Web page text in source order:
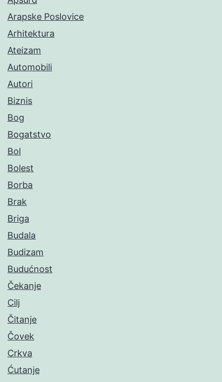
Arapske Poslovice
Arhitektura
Ateizam
Automobili
Autori
Biznis
Bog
Bogatstvo
Bol
Bolest
Borba
Brak
Briga
Budala
Budizam
Budućnost
Čekanje
Cilj
Čitanje
Čovek
Crkva
Ćutanje